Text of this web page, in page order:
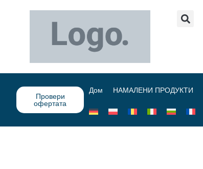
Провери
офертата
Дом НАМАЛЕНИ ПРОДУКТИ